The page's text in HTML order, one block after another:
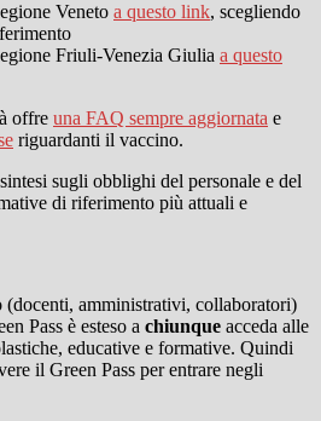
Veneto a questo link, scegliendo
Friuli-Venezia Giulia a questo
offre una FAQ sempre aggiornata e
riguardanti il vaccino.
sugli obblighi del personale e del
di riferimento più attuali e
(docenti, amministrativi, collaboratori)
Pass è esteso a chiunque acceda alle
educative e formative. Quindi
il Green Pass per entrare negli